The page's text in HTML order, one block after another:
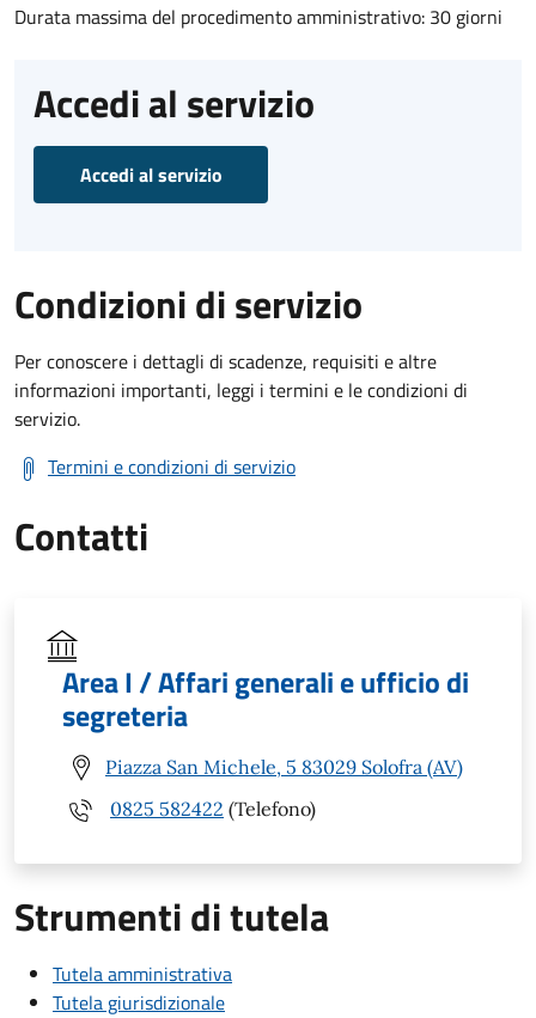
Durata massima del procedimento amministrativo: 30 giorni
Accedi al servizio
Accedi al servizio
Condizioni di servizio
Per conoscere i dettagli di scadenze, requisiti e altre
informazioni importanti, leggi i termini e le condizioni di
servizio.
Termini e condizioni di servizio
Contatti
Area I / Affari generali e ufficio di
segreteria
Piazza San Michele, 5 83029 Solofra (AV)
0825 582422 (Telefono)
Strumenti di tutela
Tutela amministrativa
Tutela giurisdizionale